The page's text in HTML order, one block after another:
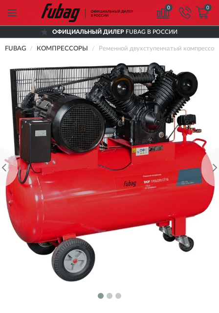
0 0
ОФИЦИАЛЬНЫЙ ДИЛЕРFUBAG В РОССИИ
FUBAG КОМПРЕССОРЫ Ременной двухступенчатый